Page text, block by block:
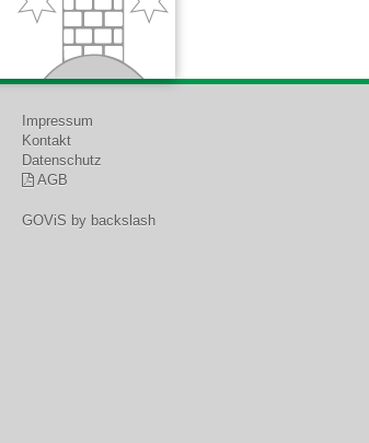
Impressum
Kontakt
Datenschutz
AGB
GOViS by backslash